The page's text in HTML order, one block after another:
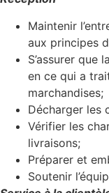
Maintenir
aux principes
S’assurer que
en ce qui a
marchandises;
Décharger les
Vérifier les
livraisons;
Préparer et
Soutenir